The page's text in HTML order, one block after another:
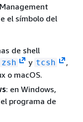
el símbolo del
de shell
zsh y tcsh
,
o macOS.
: en Windows,
programa de